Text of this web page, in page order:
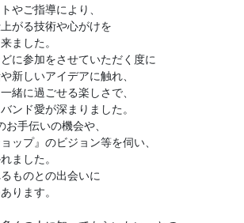
やご指導により、
がる技術や心がけを
ました。
に参加をさせていただく度に
新しいアイデアに触れ、
緒に過ごせる楽しさで、
ンド愛が深まりました。
お手伝いの機会や、
ップ』のビジョン等を伺い、
ました。
ものとの出会いに
ります。